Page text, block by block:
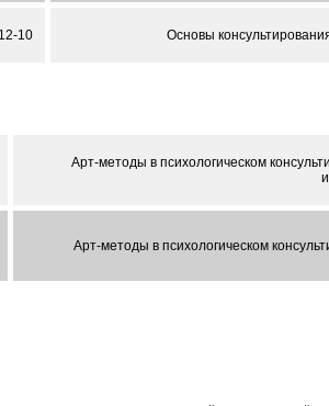
12-10 Основы
Арт-методы в психологическом
Арт-методы в психологическом